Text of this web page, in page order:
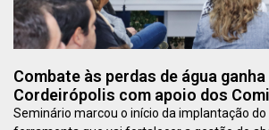
Combate às perdas de água
Cordeirópolis com apoio dos
Seminário marcou o início da implantação do